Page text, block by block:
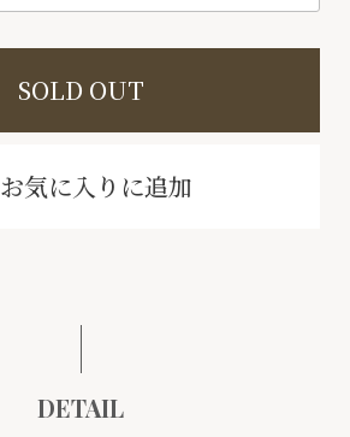
SOLD OUT
お気に入りに追加
DETAIL